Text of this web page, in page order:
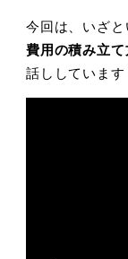
今回は、いざ
費用の積み立
話ししています